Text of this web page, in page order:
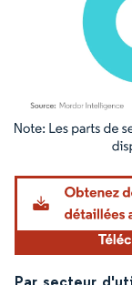
Image © Mordor
Par secteur